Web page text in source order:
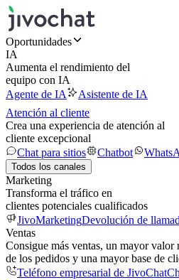
Oportunidades
IA
Aumenta el rendimiento del
equipo con IA
Agente de IA
Asistente de IA
Atención al cliente
Crea una experiencia de atención al
cliente excepcional
Chat para sitios
Chatbot
Todos los canales
Marketing
Transforma el tráfico en
clientes potenciales cualificados
JivoMarketingDevolución de
Ventas
Consigue más ventas, un mayor valor
de los pedidos y una mayor base de
Teléfono empresarial de JivoChat